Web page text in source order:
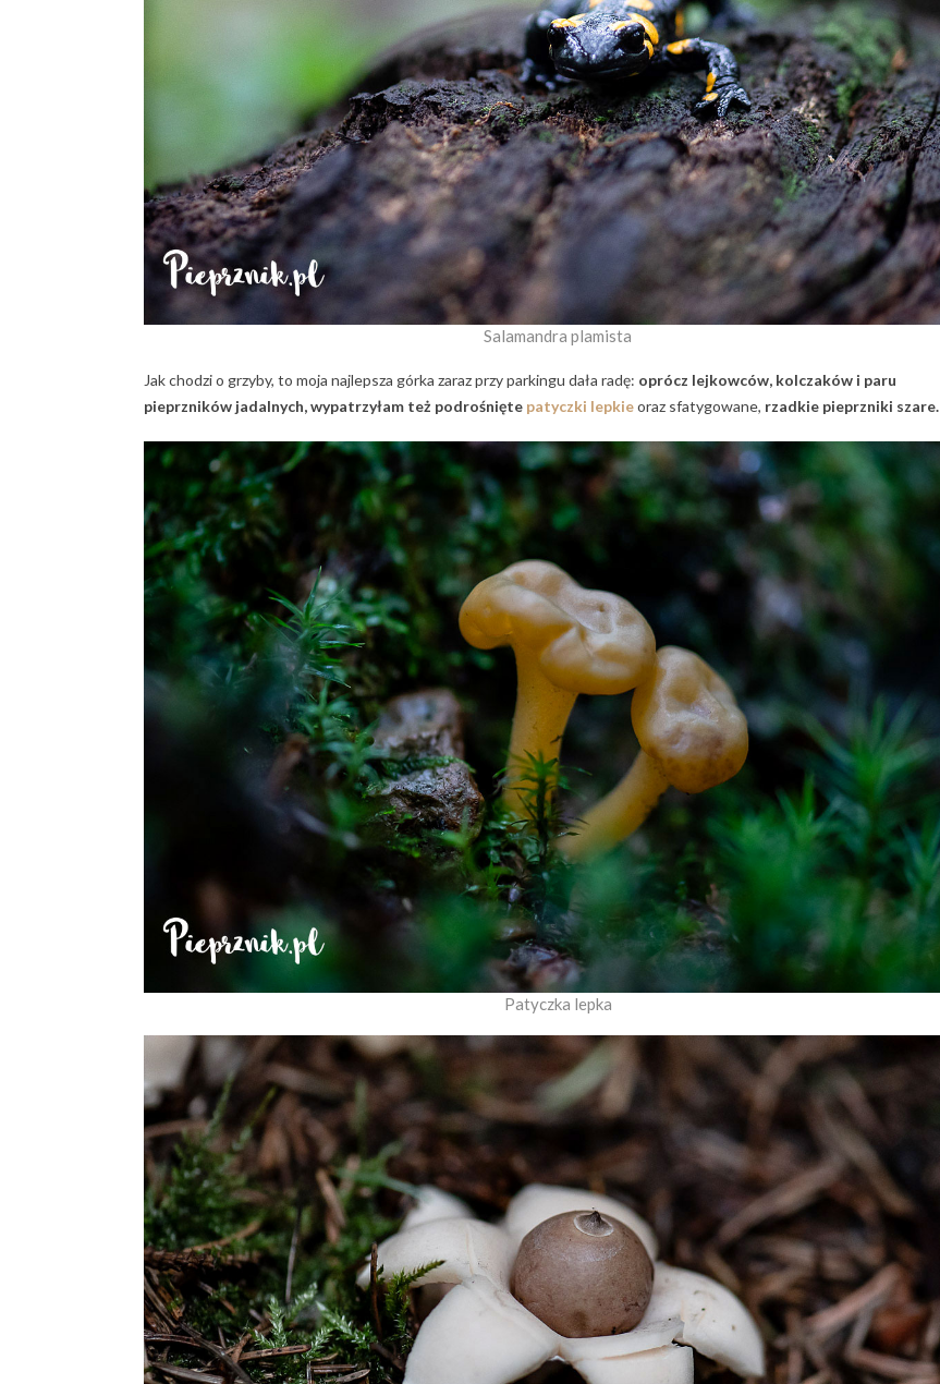
Salamandra plamista
Jak chodzi o grzyby, to moja najlepsza górka zaraz przy parkingu dała radę: oprócz lejkowców, kolczaków i paru
pieprzników jadalnych, wypatrzyłam też podrośnięte patyczki lepkieoraz sfatygowane, rzadkie pieprzniki szare.
Patyczka lepka